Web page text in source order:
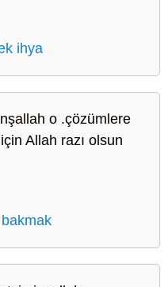
ihya
o .çözümlere
Allah razı olsun